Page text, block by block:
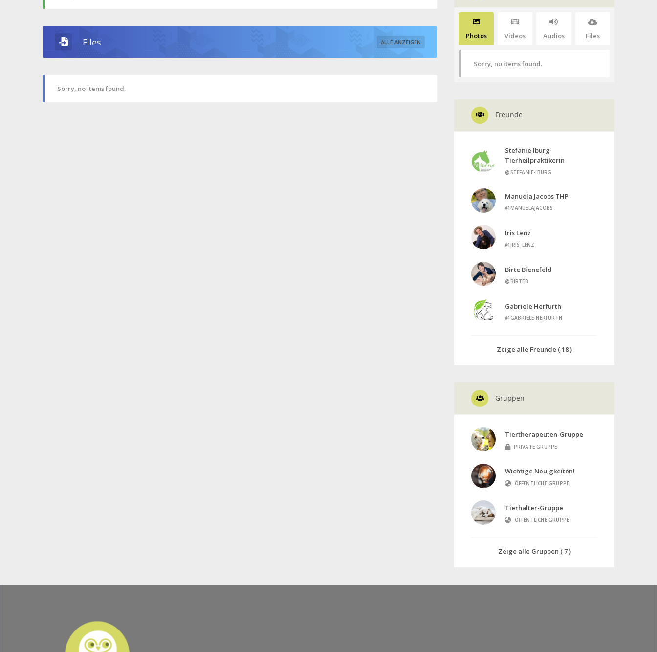
Files ALLE ANZEIGEN
Sorry, no items found.
Photos Videos Audios Files
Sorry, no items found.
Freunde
Stefanie Iburg
Tierheilpraktikerin
@STEFANIE-IBURG
Manuela Jacobs THP
@MANUELAJACOBS
Iris Lenz
@IRIS-LENZ
Birte Bienefeld
@BIRTEB
Gabriele Herfurth
@GABRIELE-HERFURTH
Zeige alle Freunde ( 18 )
Gruppen
Tiertherapeuten-Gruppe
PRIVATE GRUPPE
Wichtige Neuigkeiten!
ÖFFENTLICHE GRUPPE
Tierhalter-Gruppe
ÖFFENTLICHE GRUPPE
Zeige alle Gruppen ( 7 )